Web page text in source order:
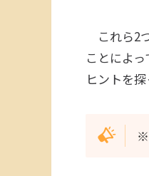
これら2
ことによ
ヒントを探
※